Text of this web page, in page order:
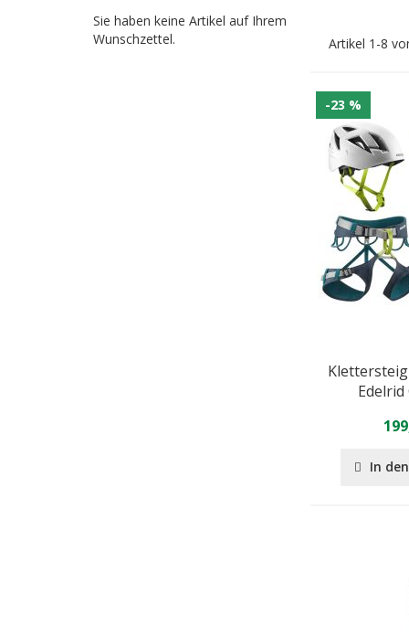
Artikel 1 -8
-23 %
In
Sie haben keine Artikel auf Ihrem
Wunschzettel.